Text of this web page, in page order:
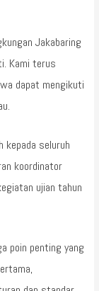
Jakabaring
Kami terus
dapat mengikuti
kepada seluruh
koordinator
ujian tahun
poin penting yang